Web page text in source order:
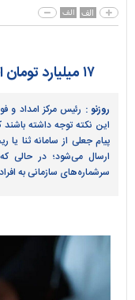
الف الف
۱۷ میلیارد تومان اخاذی با هک موبایل‌ها در ۲۵ روز
روزنو : رئیس مرکز امداد و
این نکته توجه داشته
پیام جعلی از سامانه ثنا
ارسال می‌شود؛ در حالی
سرشماره‌های سازمانی به